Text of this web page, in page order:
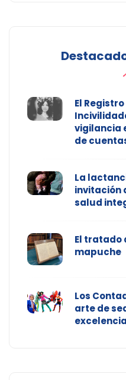
El
vigilancia
de
La
invitación
salud
El tratado
mapuche
Los
arte de